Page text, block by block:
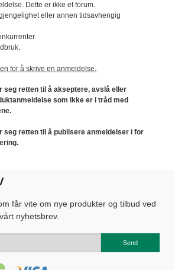
Dette er ikke et forum.
eller annen tidsavhengig
for å skrive en anmeldelse.
seg retten til å akseptere, avslå eller
som ikke er i tråd med
seg retten til å publisere anmeldelser i for
får vite om nye produkter og tilbud ved
nyhetsbrev.